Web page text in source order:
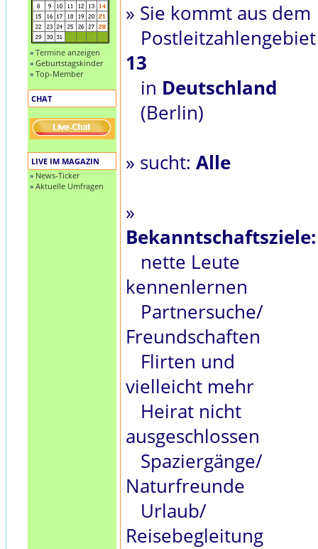
» Termine anzeigen
» Geburtstagskinder
» Top-Member
CHAT
LIVE IM MAGAZIN
» News-Ticker
» Aktuelle Umfragen
» Sie kommt aus dem
Postleitzahlengebiet
13
in Deutschland
(Berlin)
» sucht: Alle
»
Bekanntschaftsziele:
nette Leute
kennenlernen
Partnersuche/
Freundschaften
Flirten und
vielleicht mehr
Heirat nicht
ausgeschlossen
Spaziergänge/
Naturfreunde
Urlaub/
Reisebegleitung